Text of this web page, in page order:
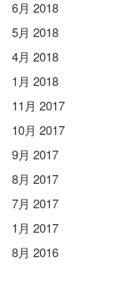
6月 2018
5月 2018
4月 2018
1月 2018
11月 2017
10月 2017
9月 2017
8月 2017
7月 2017
1月 2017
8月 2016